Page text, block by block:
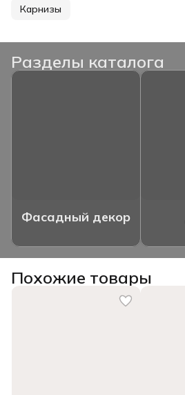
Карнизы
Разделы каталога
Фасадный декор
Похожие товары